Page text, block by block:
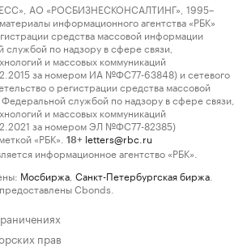
АО «РОСБИЗНЕСКОНСАЛТИНГ», 1995–
информационного агентства «РБК»
средства массовой информации
по надзору в сфере связи,
и массовых коммуникаций
за номером ИА №ФС77-63848) и сетевого
о регистрации средства массовой
службой по надзору в сфере связи,
и массовых коммуникаций
за номером ЭЛ №ФС77-82385)
«РБК».
18+ letters@rbc.ru
информационное агентство «РБК».
Мосбиржа Санкт-Петербургская биржа
Cbonds.
прав